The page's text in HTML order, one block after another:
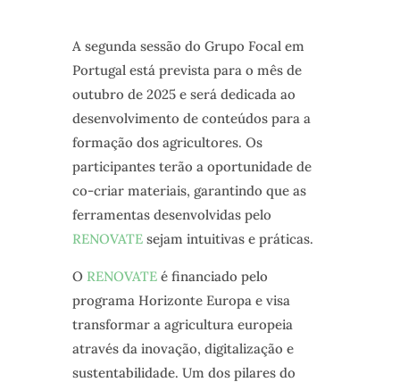
A segunda sessão do Grupo Focal em
Portugal está prevista para o mês de
outubro de 2025 e será dedicada ao
desenvolvimento de conteúdos para a
formação dos agricultores. Os
participantes terão a oportunidade de
co-criar materiais, garantindo que as
ferramentas desenvolvidas pelo
RENOVATEsejam intuitivas e práticas.
O RENOVATEé financiado pelo
programa Horizonte Europa e visa
transformar a agricultura europeia
através da inovação, digitalização e
sustentabilidade. Um dos pilares do